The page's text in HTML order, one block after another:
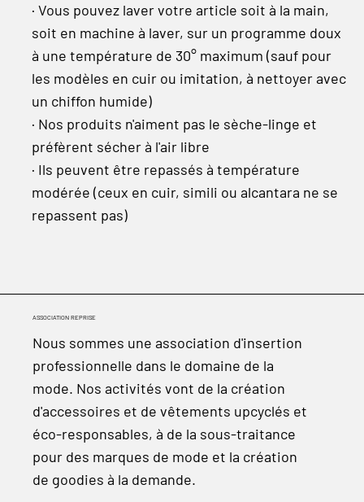
· Vous pouvez laver votre article soit à la main,
soit en machine à laver, sur un programme doux
à une température de 30° maximum (sauf pour
les modèles en cuir ou imitation, à nettoyer avec
un chiffon humide)
· Nos produits n'aiment pas le sèche-linge et
préfèrent sécher à l'air libre
· Ils peuvent être repassés à température
modérée (ceux en cuir, simili ou alcantara ne se
repassent pas)
ASSOCIATION REPRISE
Nous sommes une association d'insertion
professionnelle dans le domaine de la
mode. Nos activités vont de la création
d'accessoires et de vêtements upcyclés et
éco-responsables, à de la sous-traitance
pour des marques de mode et la création
de goodies à la demande.